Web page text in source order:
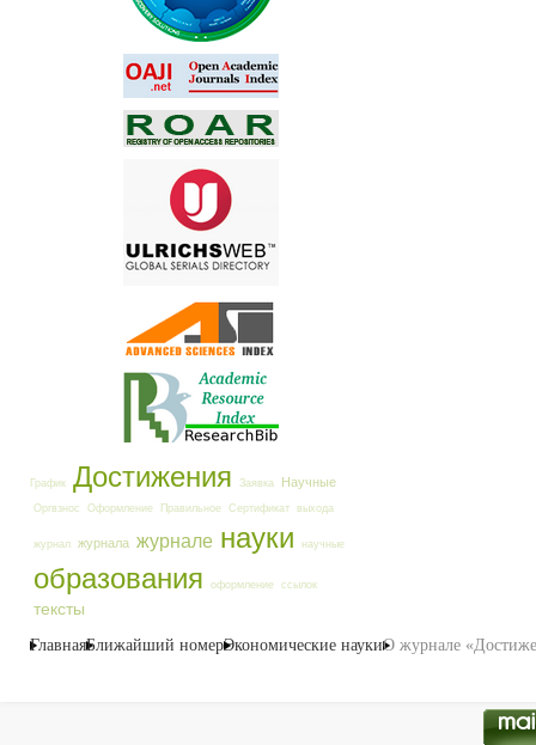
График Достижения Заявка Научные
Оргвзнос Оформление Правильное Сертификат выхода
журнал журнала журнале науки научные
образования оформление ссылок
тексты
ГлавнаяБлижайший номерЭкономические наукиО журнале